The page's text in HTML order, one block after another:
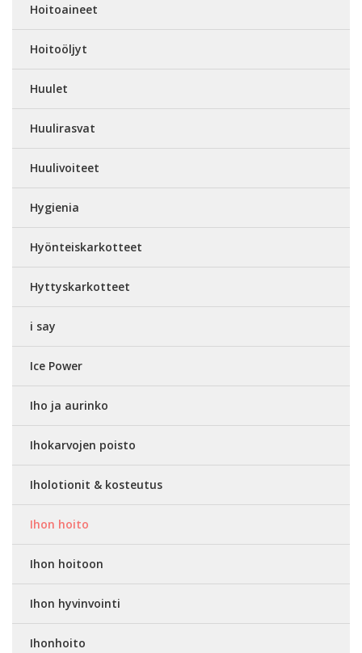
Hoitoaineet
Hoitoöljyt
Huulet
Huulirasvat
Huulivoiteet
Hygienia
Hyönteiskarkotteet
Hyttyskarkotteet
i say
Ice Power
Iho ja aurinko
Ihokarvojen poisto
Iholotionit & kosteutus
Ihon hoito
Ihon hoitoon
Ihon hyvinvointi
Ihonhoito